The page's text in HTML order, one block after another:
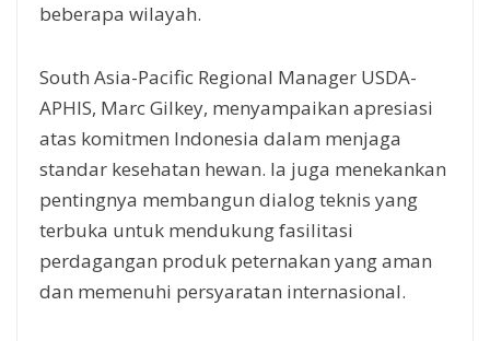
beberapa wilayah.
South Asia-Pacific Regional Manager USDA-
APHIS, Marc Gilkey, menyampaikan apresiasi
atas komitmen Indonesia dalam menjaga
standar kesehatan hewan. Ia juga menekankan
pentingnya membangun dialog teknis yang
terbuka untuk mendukung fasilitasi
perdagangan produk peternakan yang aman
dan memenuhi persyaratan internasional.